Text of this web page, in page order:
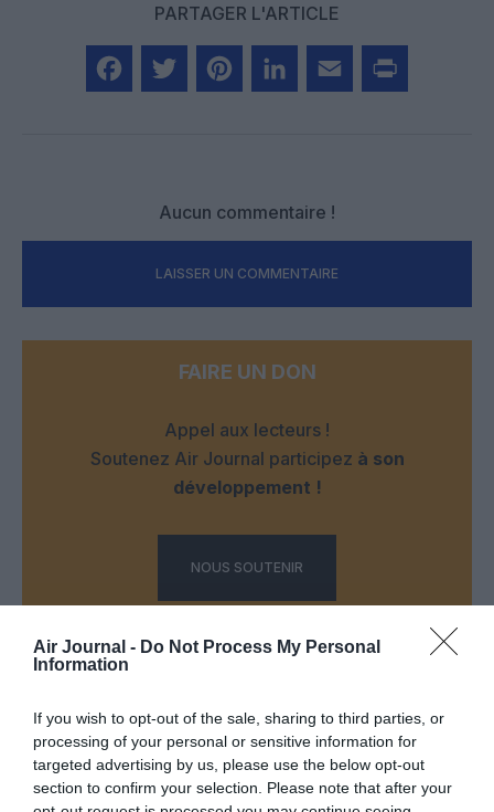
Air Journal - Do Not Process My Personal
Information
If you wish to opt-out of the sale, sharing to third parties, or
processing of your personal or sensitive information for
targeted advertising by us, please use the below opt-out
section to confirm your selection. Please note that after your
PARTAGER L'ARTICLE
Aucun commentaire !
LAISSER UN COMMENTAIRE
FAIRE UN DON
Appel aux lecteurs !
Soutenez Air Journal participez à son
développement !
NOUS SOUTENIR
DERNIERS COMMENTAIRES